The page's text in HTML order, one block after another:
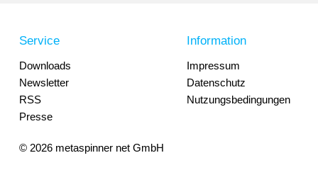
Service
Downloads
Newsletter
RSS
Presse
Information
Impressum
Datenschutz
Nutzungsbedingungen
© 2026 metaspinner net GmbH